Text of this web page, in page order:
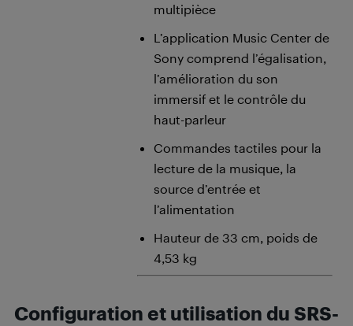
multipièce
L’application Music Center de
Sony comprend l’égalisation,
l’amélioration du son
immersif et le contrôle du
haut-parleur
Commandes tactiles pour la
lecture de la musique, la
source d’entrée et
l’alimentation
Hauteur de 33 cm, poids de
4,53 kg
Configuration et utilisation du SRS-